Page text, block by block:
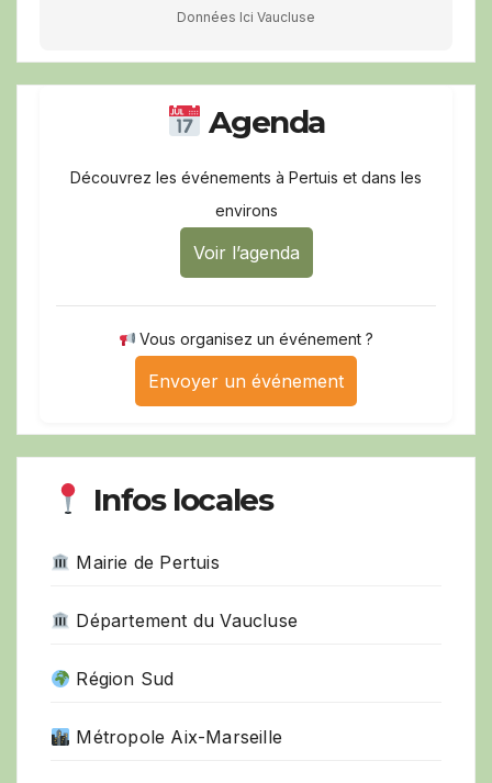
Données Ici Vaucluse
Agenda
Découvrez les événements à Pertuis et dans les
environs
Voir l’agenda
Vous organisez un événement ?
Envoyer un événement
Infos locales
Mairie de Pertuis
Département du Vaucluse
Région Sud
Métropole Aix-Marseille